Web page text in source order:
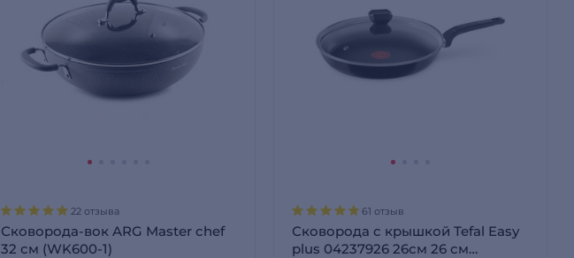
22 отзыва
Сковорода-вок ARG Master chef
32 см (WK600-1)
61 отзыв
Сковорода c крышкой Tefal Easy
plus 04237926 26см 26 см